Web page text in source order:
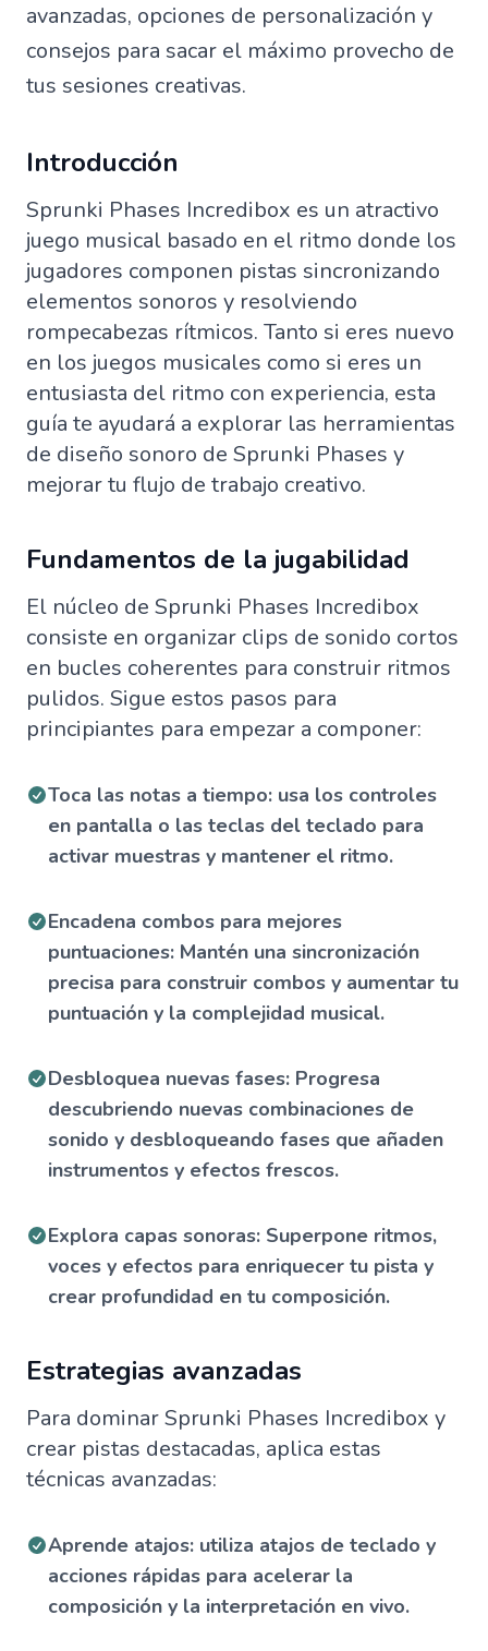
avanzadas, opciones de personalización y
consejos para sacar el máximo provecho de
tus sesiones creativas.
Introducción
Sprunki Phases Incredibox es un atractivo
juego musical basado en el ritmo donde los
jugadores componen pistas sincronizando
elementos sonoros y resolviendo
rompecabezas rítmicos. Tanto si eres nuevo
en los juegos musicales como si eres un
entusiasta del ritmo con experiencia, esta
guía te ayudará a explorar las herramientas
de diseño sonoro de Sprunki Phases y
mejorar tu flujo de trabajo creativo.
Fundamentos de la jugabilidad
El núcleo de Sprunki Phases Incredibox
consiste en organizar clips de sonido cortos
en bucles coherentes para construir ritmos
pulidos. Sigue estos pasos para
principiantes para empezar a componer:
Toca las notas a tiempo: usa los controles
en pantalla o las teclas del teclado para
activar muestras y mantener el ritmo.
Encadena combos para mejores
puntuaciones: Mantén una sincronización
precisa para construir combos y aumentar tu
puntuación y la complejidad musical.
Desbloquea nuevas fases: Progresa
descubriendo nuevas combinaciones de
sonido y desbloqueando fases que añaden
instrumentos y efectos frescos.
Explora capas sonoras: Superpone ritmos,
voces y efectos para enriquecer tu pista y
crear profundidad en tu composición.
Estrategias avanzadas
Para dominar Sprunki Phases Incredibox y
crear pistas destacadas, aplica estas
técnicas avanzadas:
Aprende atajos: utiliza atajos de teclado y
acciones rápidas para acelerar la
composición y la interpretación en vivo.